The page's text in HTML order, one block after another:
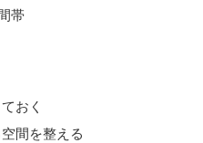
帯
おく
間を整える